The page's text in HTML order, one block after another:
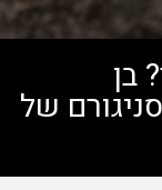
בן
של